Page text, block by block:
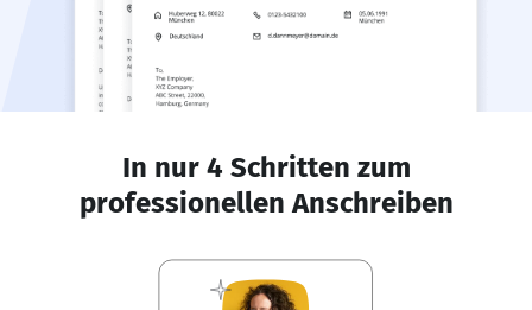
In nur 4 Schritten zum
professionellen Anschreiben